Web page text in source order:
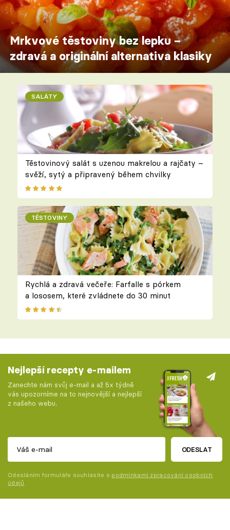
Mrkvové těstoviny bez lepku –
zdravá a originální alternativa klasiky
SALÁTY
Těstovinový salát s uzenou makrelou a rajčaty –
svěží, sytý a připravený během chvilky
TĚSTOVINY
Rychlá a zdravá večeře: Farfalle s pórkem
a lososem, které zvládnete do 30 minut
Nejlepší recepty e-mailem
Zanechte nám svůj e-mail a až 5x týdně
vás upozorníme na to nejnovější a nejlepší
z našeho webu.
ODESLAT
Odesláním formuláře souhlasíte s podmínkami zpracování osobních
údajů